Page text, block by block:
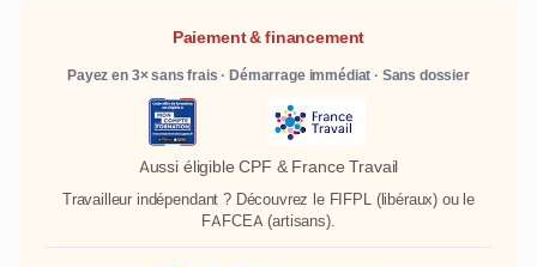
Paiement & financement
Payez en 3× sans frais · Démarrage immédiat · Sans dossier
Aussi éligible CPF & France Travail
Travailleur indépendant ? Découvrez le FIFPL(libéraux) ou le
FAFCEA (artisans).